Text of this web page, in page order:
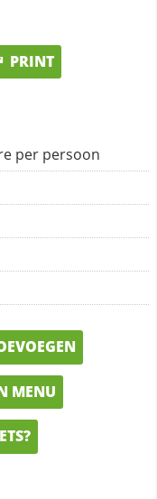
PRINT
per persoon
MENU